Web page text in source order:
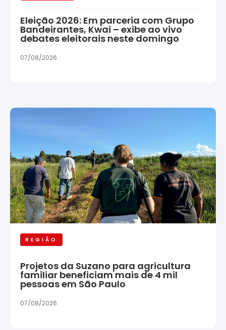
Eleição 2026: Em parceria com Grupo
Bandeirantes, Kwai – exibe ao vivo
debates eleitorais neste domingo
07/08/2026
REGIÃO
Projetos da Suzano para agricultura
familiar beneficiam mais de 4 mil
pessoas em São Paulo
07/08/2026